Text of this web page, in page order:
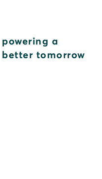
powering a
better tomorrow